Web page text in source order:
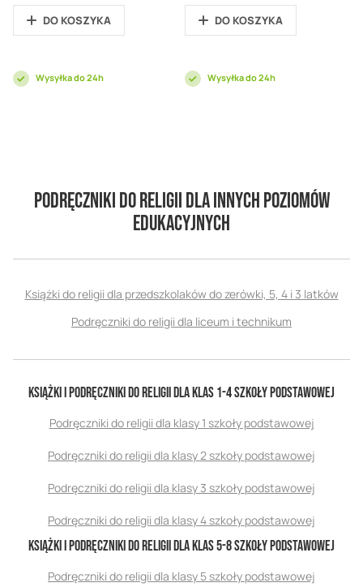
DO KOSZYKA
Wysyłka do 24h
DO KOSZYKA
Wysyłka do 24h
Podręczniki do Religii dla innych poziomów
edukacyjnych
Książki do religii dla przedszkolaków do zerówki, 5, 4 i 3 latków
Podręczniki do religii dla liceum i technikum
Książki i podręczniki do religii dla klas 1-4 szkoły podstawowej
Podręczniki do religii dla klasy 1 szkoły podstawowej
Podręczniki do religii dla klasy 2 szkoły podstawowej
Podręczniki do religii dla klasy 3 szkoły podstawowej
Podręczniki do religii dla klasy 4 szkoły podstawowej
Książki i podręczniki do religii dla klas 5-8 szkoły podstawowej
Podręczniki do religii dla klasy 5 szkoły podstawowej